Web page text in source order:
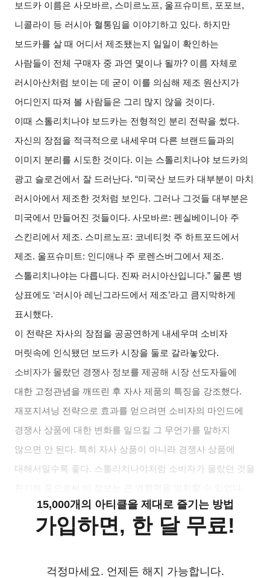
보드카 이름은 사모바르, 스미르노프, 울프슈미트, 포포브,
니콜라이 등 러시아 혈통임을 이야기하고 있다.하지만
보드카를 살 때 어디서 제조됐는지 일일이 확인하는
사람들이 전체 구매자 중 과연 몇이나 될까? 이름 자체로
러시아산처럼 보이는 데 굳이 이를 의심해 제조 원산지가
어디인지 따져 볼 사람들은 그리 많지 않을 것이다.
이때 스톨리치나야 보드카는 전형적인 분리 전략을 썼다.
자신의 장점을 적극적으로 내세우며 다른 브랜드들과의
이미지 분리를 시도한 것이다. 이는 스톨리치나야 보드카의
광고 슬로건에서 잘 드러난다. “미국산 보드카 대부분이 마치
러시아에서 제조한 것처럼 보인다. 그러나 그것들 대부분은
미국에서 만들어진 것들이다.사모바르:펜실베이니아 주
스킨리에서 제조. 스미르노프: 코네티컷 주 하트포드에서
제조. 울프슈미트: 인디애나 주 로렌스버그에서 제조.
스톨리치나야는 다릅니다. 진짜 러시아산입니다.” 물론 병
상표에도 ‘러시아 레닌그라드에서 제조’라고 큼지막하게
표시했다.
이 전략은 자사의 장점을 공공연하게 내세우며 소비자
머릿속에 인식됐던 보드카 시장을 둘로 갈라놓았다.
소비자가 몰랐던 경쟁사 정보를 제공해 시장 선도자들에
대한 고정관념을 깨뜨린 후 자사 제품의 특징을 강조했다.
재포지셔닝 전략으로 효과를 얻으려면 소비자의 마인드에
경쟁사 상품에 대한 변화를 일으킬 그 무언가를 말하지
않으면 안 된다. 특히 자사 상품이 아니라 경쟁사 상품에
대해서일수록 좋다. 스톨리치나야처럼 소비자가 몰랐던 것을
15,000개의 아티클을 제대로 즐기는 방법
가입하면, 한 달 무료!
걱정마세요. 언제든 해지 가능합니다.